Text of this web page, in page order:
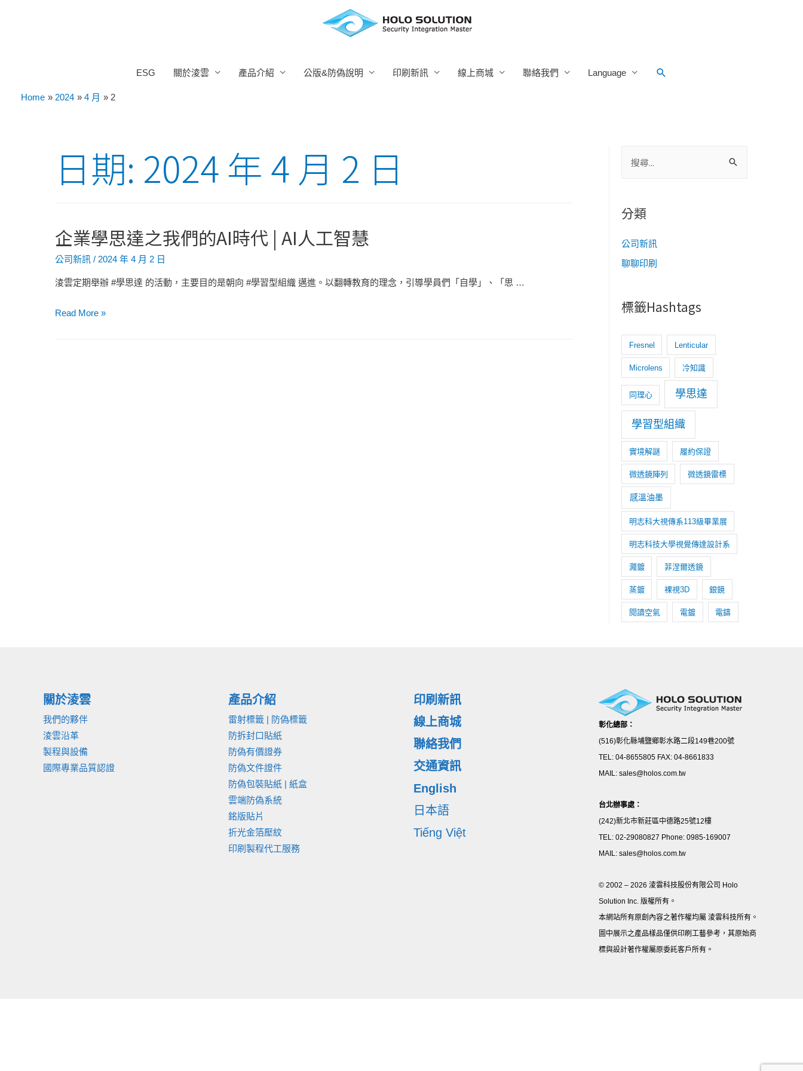
ESG 關於淩雲 產品介紹 公版&防偽說明 印刷新訊 線上商城 聯絡我們 Language Search
Home 2024 4 月 2
日期: 2024 年 4 月 2 日
企業學思達之我們的AI時代 | AI人工智慧
公司新訊 / 2024 年 4 月 2 日
淩雲定期舉辦 #學思達 的活動，主要目的是朝向 #學習型組織 邁進。以翻轉教育的理念，引導學員們「自學」、「思 …
企
Read More »
鍵
:
分類
公司新訊
聊聊印刷
標籤Hashtags
Fresnel Lenticular
Microlens 冷知識
同理心 學思達
學習型組織
實境解謎 履約保證
微透鏡陣列 微透鏡雷標
感溫油墨
明志科大視傳系113級畢業展
明志科技大學視覺傳達設計系
濺鍍 菲涅爾透鏡
蒸鍍 裸視3D 銀鏡
閱讀空氣 電鍍 電鑄
關於淩雲
我們的夥伴
淩雲沿革
製程與設備
國際專業品質認證
產品介紹
雷射標籤 | 防偽標籤
防拆封口貼紙
防偽有價證券
防偽文件證件
防偽包裝貼紙 | 紙盒
雲端防偽系統
銘版貼片
折光金箔壓紋
印刷製程代工服務
印刷新訊
線上商城
聯絡我們
交通資訊
English
日本語
Tiếng Việt
彰化總部：
(516)彰化縣埔鹽鄉彰水路二段149巷200號
TEL: 04-8655805 FAX: 04-8661833
MAIL: sales@holos.com.tw
台北辦事處：
(242)新北市新莊區中德路25號12樓
TEL: 02-29080827 Phone: 0985-169007
MAIL: sales@holos.com.tw
© 2002 – 2026 淩雲科技股份有限公司 Holo
Solution Inc. 版權所有。
本網站所有原創內容之著作權均屬 淩雲科技所有。
圖中展示之產品樣品僅供印刷工藝參考，其原始商
標與設計著作權屬原委託客戶所有。